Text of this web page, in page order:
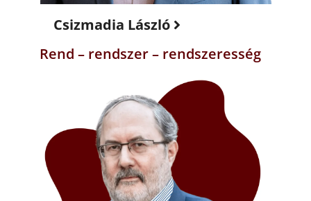
Csizmadia László
Rend – rendszer – rendszeresség